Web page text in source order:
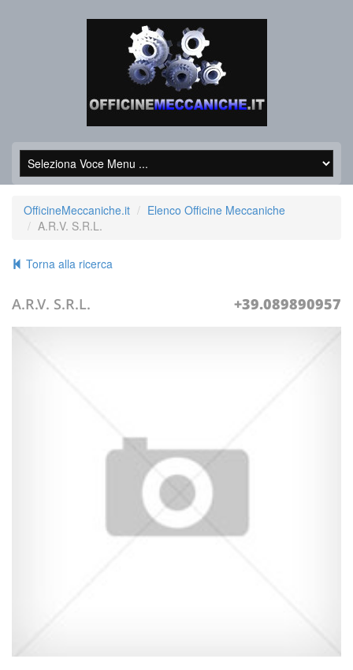
OfficineMeccaniche.it
Elenco Officine Meccaniche
A.R.V. S.R.L.
Torna alla ricerca
A.R.V. S.R.L. +39.089890957